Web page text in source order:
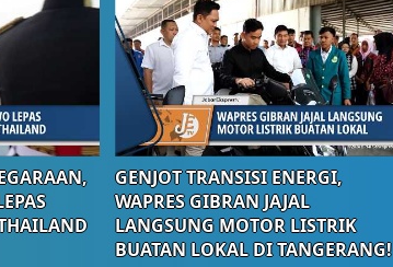
GENJOT TRANSISI ENERGI,
WAPRES GIBRAN JAJAL
LANGSUNG MOTOR LISTRIK
BUATAN LOKAL DI TANGERANG!